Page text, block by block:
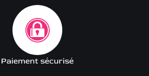
Paiement sécurisé